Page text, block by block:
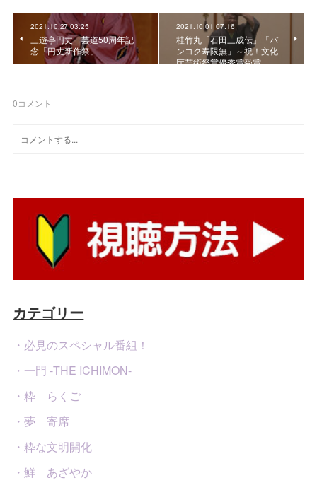
2021.10.27 03:25
三遊亭円丈 芸道50周年記
念「円丈新作祭」
2021.10.01 07:16
桂竹丸「石田三成伝」「バ
ンコク寿限無」～祝！文化
庁芸術祭賞優秀賞受賞
0コメント
カテゴリー
・必見のスペシャル番組！
・一門 -THE ICHIMON-
・粋 らくご
・夢 寄席
・粋な文明開化
・鮮 あざやか